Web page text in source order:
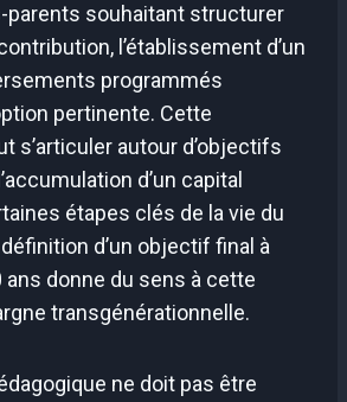
parents souhaitant structurer
l’établissement d’un
programmés
pertinente. Cette
s’articuler autour d’objectifs
d’un capital
étapes clés de la vie du
d’un objectif final à
ans donne du sens à cette
transgénérationnelle.
ne doit pas être